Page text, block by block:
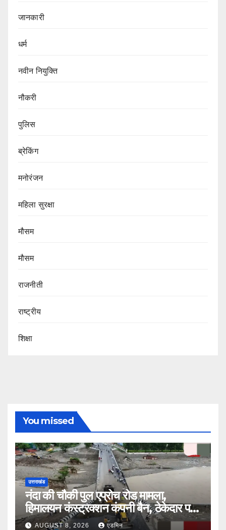
जानकारी
धर्म
नवीन नियुक्ति
नौकरी
पुलिस
ब्रेकिंग
मनोरंजन
महिला सुरक्षा
मौसम
मौसम
राजनीती
राष्ट्रीय
शिक्षा
You missed
उत्तराखंड
नंदा की चौकी पुल एप्रोच रोड मामला,
हिमालयन कंस्ट्रक्शन कंपनी बैन, ठेकेदार पर
भी एक्शन
AUGUST 8, 2026 एडमिन